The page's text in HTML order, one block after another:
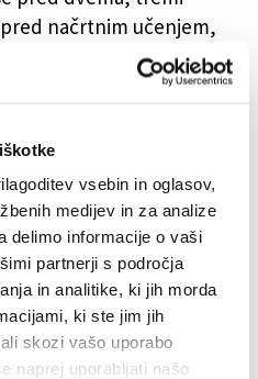
vsebin in oglasov,
medijev in za analize
delimo informacije o vaši
partnerji s področja
in analitike, ki jih morda
ki ste jim jih
skozi vašo uporabo
naprej uporabljati našo
načrtnim učenjem,
igra ima vsepovsod
V nekem smislu je
igralca kot nekoč. Ta
imajo nekateri igralci
in redki posamezniki, je
običajnem procesu
je povezane s
velika odgovornost
pogoje, da so otroci med
žogo. Ne pa da jim žogo